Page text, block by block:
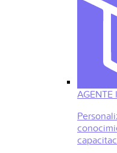
AGENTE